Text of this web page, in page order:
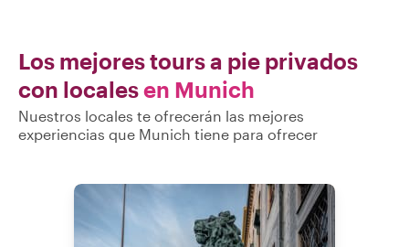
Los mejores tours a pie privados
con localesen Munich
Nuestros locales te ofrecerán las mejores
experiencias que Munich tiene para ofrecer